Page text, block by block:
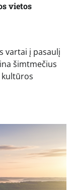
vietos
vartai į pasaulį
šimtmečius